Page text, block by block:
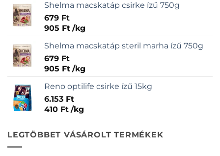
Shelma macskatáp csirke ízű 750g
679 Ft
905 Ft /kg
Shelma macskatáp steril marha ízű 750g
679 Ft
905 Ft /kg
Reno optilife csirke ízű 15kg
6.153 Ft
410 Ft /kg
LEGTÖBBET VÁSÁROLT TERMÉKEK